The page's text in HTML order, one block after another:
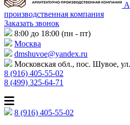
производственная компания
Заказать звонок
8:00 до 18:00 (пн - пт)
Москва
dmshuvoe@yandex.ru
Московская обл., пос. Шувое,
8 (916) 405-55-02
8 (499) 325-64-71
8 (916) 405-55-02